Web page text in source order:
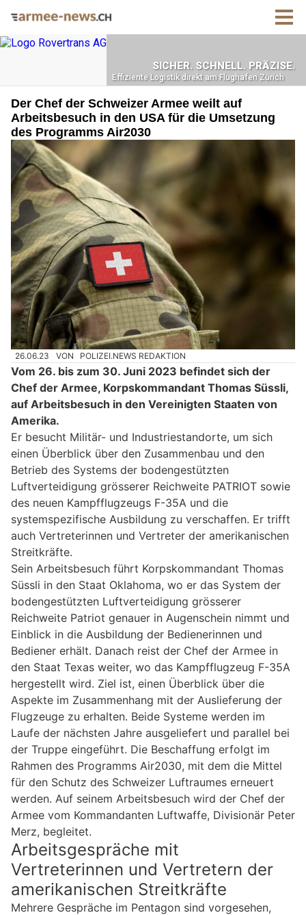
Der Chef der Schweizer Armee weilt auf
Arbeitsbesuch in den USA für die Umsetzung
des Programms Air2030
26.06.23 VON POLIZEI.NEWS REDAKTION
Vom 26. bis zum 30. Juni 2023 befindet sich der
Chef der Armee, Korpskommandant Thomas Süssli,
auf Arbeitsbesuch in den Vereinigten Staaten von
Amerika.
Er besucht Militär- und Industriestandorte, um sich
einen Überblick über den Zusammenbau und den
Betrieb des Systems der bodengestützten
Luftverteidigung grösserer Reichweite PATRIOT sowie
des neuen Kampfflugzeugs F-35A und die
systemspezifische Ausbildung zu verschaffen. Er trifft
auch Vertreterinnen und Vertreter der amerikanischen
Streitkräfte.
Sein Arbeitsbesuch führt Korpskommandant Thomas
Süssli in den Staat Oklahoma, wo er das System der
bodengestützten Luftverteidigung grösserer
Reichweite Patriot genauer in Augenschein nimmt und
Einblick in die Ausbildung der Bedienerinnen und
Bediener erhält. Danach reist der Chef der Armee in
den Staat Texas weiter, wo das Kampfflugzeug F-35A
hergestellt wird. Ziel ist, einen Überblick über die
Aspekte im Zusammenhang mit der Auslieferung der
Flugzeuge zu erhalten. Beide Systeme werden im
Laufe der nächsten Jahre ausgeliefert und parallel bei
der Truppe eingeführt. Die Beschaffung erfolgt im
Rahmen des Programms Air2030, mit dem die Mittel
für den Schutz des Schweizer Luftraumes erneuert
werden. Auf seinem Arbeitsbesuch wird der Chef der
Armee vom Kommandanten Luftwaffe, Divisionär Peter
Merz, begleitet.
Arbeitsgespräche mit
Vertreterinnen und Vertretern der
amerikanischen Streitkräfte
Mehrere Gespräche im Pentagon sind vorgesehen,